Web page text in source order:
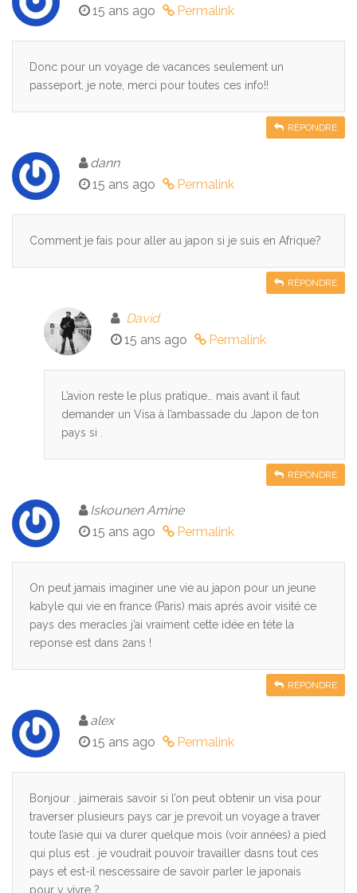
15 ans ago
Permalink
Donc pour un voyage de vacances seulement un
passeport, je note, merci pour toutes ces info!!
RÉPONDRE
dann
15 ans ago
Permalink
Comment je fais pour aller au japon si je suis en Afrique?
RÉPONDRE
David
15 ans ago
Permalink
L’avion reste le plus pratique… mais avant il faut
demander un Visa à l’ambassade du Japon de ton
pays si .
RÉPONDRE
Iskounen Amine
15 ans ago
Permalink
On peut jamais imaginer une vie au japon pour un jeune
kabyle qui vie en france (Paris) mais aprés avoir visité ce
pays des meracles j’ai vraiment cette idée en téte la
reponse est dans 2ans !
RÉPONDRE
alex
15 ans ago
Permalink
Bonjour . jaimerais savoir si l’on peut obtenir un visa pour
traverser plusieurs pays car je prevoit un voyage a traver
toute l’asie qui va durer quelque mois (voir années) a pied
qui plus est . je voudrait pouvoir travailler dasns tout ces
pays et est-il nescessaire de savoir parler le japonais
pour y vivre ?